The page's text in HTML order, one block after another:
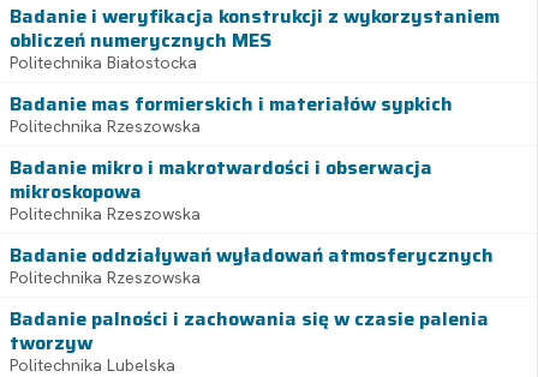
Badanie i weryfikacja konstrukcji z wykorzystaniem
obliczeń numerycznych MES
Politechnika Białostocka
Badanie mas formierskich i materiałów sypkich
Politechnika Rzeszowska
Badanie mikro i makrotwardości i obserwacja
mikroskopowa
Politechnika Rzeszowska
Badanie oddziaływań wyładowań atmosferycznych
Politechnika Rzeszowska
Badanie palności i zachowania się w czasie palenia
tworzyw
Politechnika Lubelska